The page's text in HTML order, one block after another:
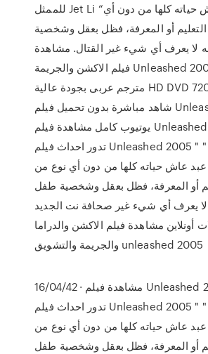
للممثل Jet Li “دانى” عبد عاش حياته كلها من دون أي
التعليم أو المعرفة، فظل بعقل وشخصية
لا يعرف أي شيء غير القتال. مشاهدة
فيلم الاكشن والجريمة Unleashed 2005 اون لاين
مترجم عربى بجودة عالية HD DVD 720p BluRay،
شاهد مباشرة بدون تحميل فيلم Unleashed 2005
يوتيوب كامل مشاهدة فيلم Unleashed 2005 مترجم.
تدور احداث فيلم Unleashed 2005 " مُطلق العنان "
عاش حياته كلها من دون أي نوع من
أو المعرفة، فظل بعقل وشخصية طفل
لا يعرف أي شيء غير صحافة نت الجديد
أونلاين مشاهدة فيلم الاكشن والدراما
والجريمة والتشويق unleashed 2005
16/04/42 · مشاهدة فيلم Unleashed 2005 مترجم.
تدور احداث فيلم Unleashed 2005 " مُطلق العنان "
عاش حياته كلها من دون أي نوع من
أو المعرفة، فظل بعقل وشخصية طفل